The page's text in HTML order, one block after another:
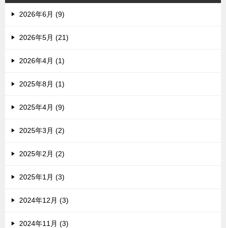
2026年6月 (9)
2026年5月 (21)
2026年4月 (1)
2025年8月 (1)
2025年4月 (9)
2025年3月 (2)
2025年2月 (2)
2025年1月 (3)
2024年12月 (3)
2024年11月 (3)